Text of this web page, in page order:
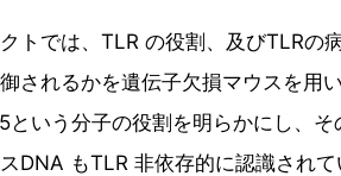
トでは、TLR の役割、及びTLRの
されるかを遺伝子欠損マウスを用
という分子の役割を明らかにし、
DNA もTLR 非依存的に認識されて